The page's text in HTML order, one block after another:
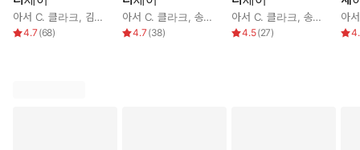
아서 C. 클라크 김승욱
4.7 (68)
아서 C. 클라크 송경아
4.7 (38)
아서 C. 클라크 송경아
4.5(27)
아